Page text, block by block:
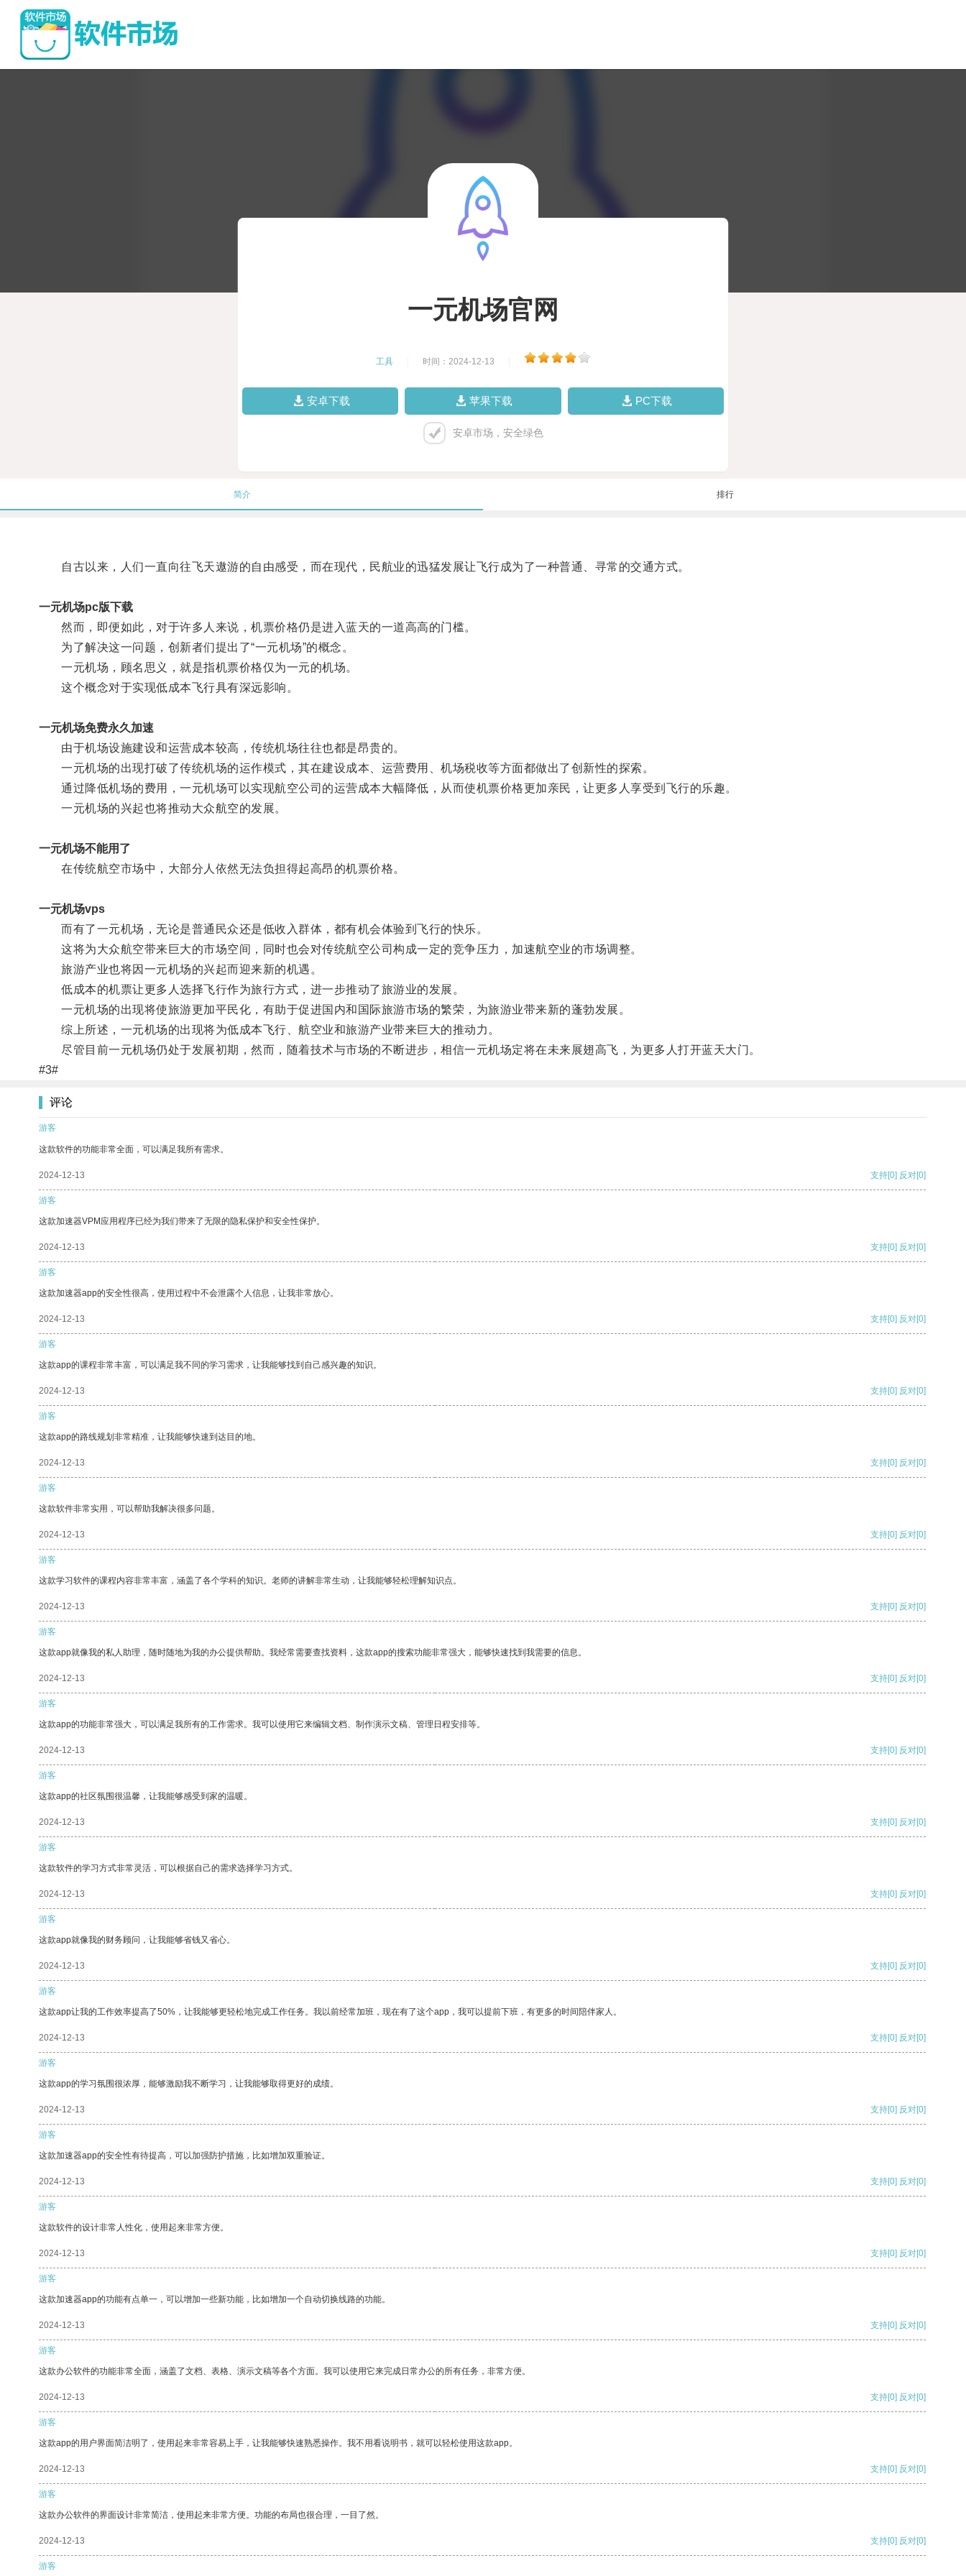
一元机场官网
工具 时间：2024-12-13
安卓下载 苹果下载 PC下载
安卓市场，安全绿色
简介 排行
自古以来，人们一直向往飞天遨游的自由感受，而在现代，民航业的迅猛发展让飞行成为了一种普通、寻常的交通方式。
一元机场pc版下载
然而，即便如此，对于许多人来说，机票价格仍是进入蓝天的一道高高的门槛。
为了解决这一问题，创新者们提出了“一元机场”的概念。
一元机场，顾名思义，就是指机票价格仅为一元的机场。
这个概念对于实现低成本飞行具有深远影响。
一元机场免费永久加速
由于机场设施建设和运营成本较高，传统机场往往也都是昂贵的。
一元机场的出现打破了传统机场的运作模式，其在建设成本、运营费用、机场税收等方面都做出了创新性的探索。
通过降低机场的费用，一元机场可以实现航空公司的运营成本大幅降低，从而使机票价格更加亲民，让更多人享受到飞行的乐趣。
一元机场的兴起也将推动大众航空的发展。
一元机场不能用了
在传统航空市场中，大部分人依然无法负担得起高昂的机票价格。
一元机场vps
而有了一元机场，无论是普通民众还是低收入群体，都有机会体验到飞行的快乐。
这将为大众航空带来巨大的市场空间，同时也会对传统航空公司构成一定的竞争压力，加速航空业的市场调整。
旅游产业也将因一元机场的兴起而迎来新的机遇。
低成本的机票让更多人选择飞行作为旅行方式，进一步推动了旅游业的发展。
一元机场的出现将使旅游更加平民化，有助于促进国内和国际旅游市场的繁荣，为旅游业带来新的蓬勃发展。
综上所述，一元机场的出现将为低成本飞行、航空业和旅游产业带来巨大的推动力。
尽管目前一元机场仍处于发展初期，然而，随着技术与市场的不断进步，相信一元机场定将在未来展翅高飞，为更多人打开蓝天大门。
#3#
评论
游客
这款软件的功能非常全面，可以满足我所有需求。
2024-12-13 支持[0] 反对[0]
游客
这款加速器VPM应用程序已经为我们带来了无限的隐私保护和安全性保护。
2024-12-13 支持[0] 反对[0]
游客
这款加速器app的安全性很高，使用过程中不会泄露个人信息，让我非常放心。
2024-12-13 支持[0] 反对[0]
游客
这款app的课程非常丰富，可以满足我不同的学习需求，让我能够找到自己感兴趣的知识。
2024-12-13 支持[0] 反对[0]
游客
这款app的路线规划非常精准，让我能够快速到达目的地。
2024-12-13 支持[0] 反对[0]
游客
这款软件非常实用，可以帮助我解决很多问题。
2024-12-13 支持[0] 反对[0]
游客
这款学习软件的课程内容非常丰富，涵盖了各个学科的知识。老师的讲解非常生动，让我能够轻松理解知识点。
2024-12-13 支持[0] 反对[0]
游客
这款app就像我的私人助理，随时随地为我的办公提供帮助。我经常需要查找资料，这款app的搜索功能非常强大，能够快速找到我需要的信息。
2024-12-13 支持[0] 反对[0]
游客
这款app的功能非常强大，可以满足我所有的工作需求。我可以使用它来编辑文档、制作演示文稿、管理日程安排等。
2024-12-13 支持[0] 反对[0]
游客
这款app的社区氛围很温馨，让我能够感受到家的温暖。
2024-12-13 支持[0] 反对[0]
游客
这款软件的学习方式非常灵活，可以根据自己的需求选择学习方式。
2024-12-13 支持[0] 反对[0]
游客
这款app就像我的财务顾问，让我能够省钱又省心。
2024-12-13 支持[0] 反对[0]
游客
这款app让我的工作效率提高了50%，让我能够更轻松地完成工作任务。我以前经常加班，现在有了这个app，我可以提前下班，有更多的时间陪伴家人。
2024-12-13 支持[0] 反对[0]
游客
这款app的学习氛围很浓厚，能够激励我不断学习，让我能够取得更好的成绩。
2024-12-13 支持[0] 反对[0]
游客
这款加速器app的安全性有待提高，可以加强防护措施，比如增加双重验证。
2024-12-13 支持[0] 反对[0]
游客
这款软件的设计非常人性化，使用起来非常方便。
2024-12-13 支持[0] 反对[0]
游客
这款加速器app的功能有点单一，可以增加一些新功能，比如增加一个自动切换线路的功能。
2024-12-13 支持[0] 反对[0]
游客
这款办公软件的功能非常全面，涵盖了文档、表格、演示文稿等各个方面。我可以使用它来完成日常办公的所有任务，非常方便。
2024-12-13 支持[0] 反对[0]
游客
这款app的用户界面简洁明了，使用起来非常容易上手，让我能够快速熟悉操作。我不用看说明书，就可以轻松使用这款app。
2024-12-13 支持[0] 反对[0]
游客
这款办公软件的界面设计非常简洁，使用起来非常方便。功能的布局也很合理，一目了然。
2024-12-13 支持[0] 反对[0]
游客